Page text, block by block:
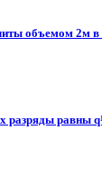
объемом 2м
разряды равны